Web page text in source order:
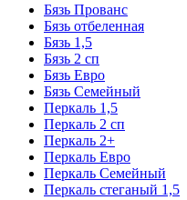
Бязь Прованс
Бязь отбеленная
Бязь 1,5
Бязь 2 сп
Бязь Евро
Бязь Семейный
Перкаль 1,5
Перкаль 2 сп
Перкаль 2+
Перкаль Евро
Перкаль Семейный
Перкаль стеганый 1,5